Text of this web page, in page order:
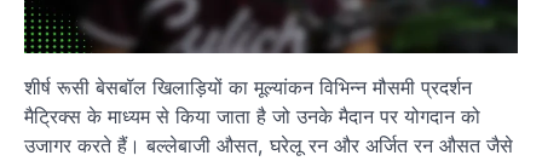
शीर्ष रूसी बेसबॉल खिलाड़ियों का मूल्यांकन विभिन्न मौसमी प्रदर्शन
मैट्रिक्स के माध्यम से किया जाता है जो उनके मैदान पर योगदान को
उजागर करते हैं। बल्लेबाजी औसत, घरेलू रन और अर्जित रन औसत जैसे